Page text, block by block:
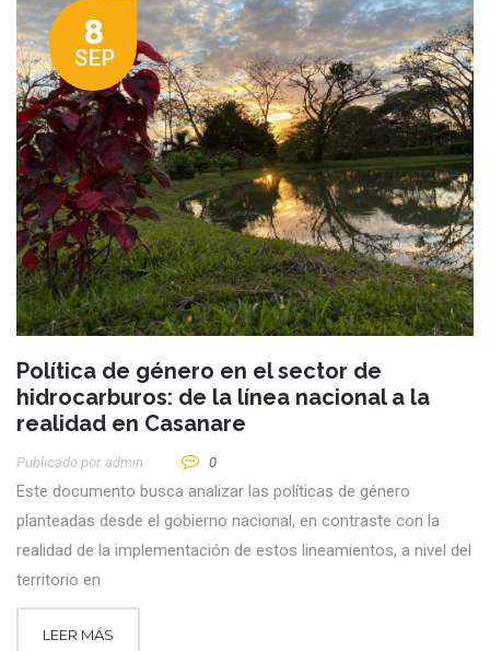
8
SEP
Política de género en el sector de
hidrocarburos: de la línea nacional a la
realidad en Casanare
Publicado por Admin 0
Este documento busca analizar las políticas de género
planteadas desde el gobierno nacional, en contraste con la
realidad de la implementación de estos lineamientos, a nivel del
territorio en
LEER MÁS